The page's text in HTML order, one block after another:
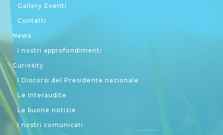
Gallery Eventi
Contatti
News
I nostri approfondimenti
Curiosity
I Discorsi del Presidente nazionale
Le Interaudite
Le buone notizie
I nostri comunicati